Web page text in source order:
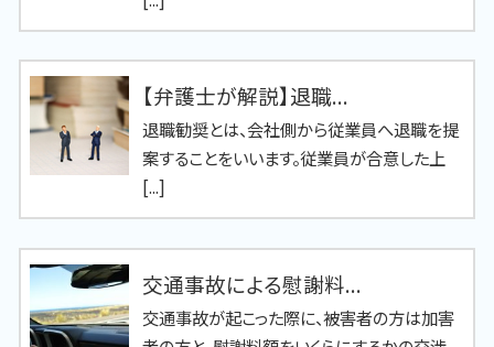
【弁護士が解説】退職...
退職勧奨とは、会社側から従業員へ退職を提
案することをいいます。従業員が合意した上
[...]
交通事故による慰謝料...
交通事故が起こった際に、被害者の方は加害